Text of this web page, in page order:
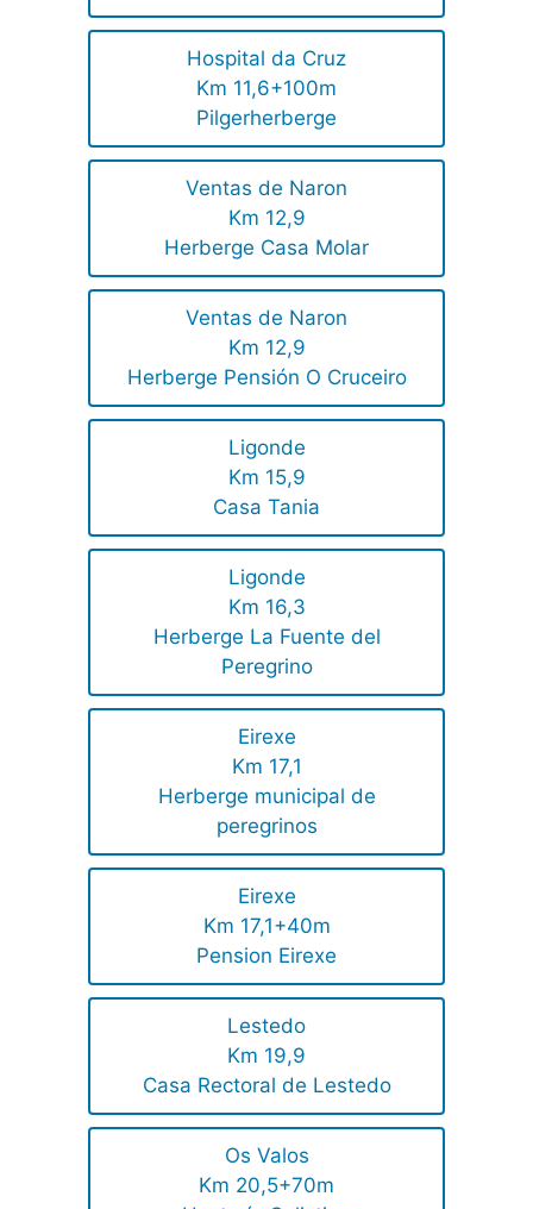
Hospital da Cruz
Km 11,6+100m
Pilgerherberge
Ventas de Naron
Km 12,9
Herberge Casa Molar
Ventas de Naron
Km 12,9
Herberge Pensión O Cruceiro
Ligonde
Km 15,9
Casa Tania
Ligonde
Km 16,3
Herberge La Fuente del
Peregrino
Eirexe
Km 17,1
Herberge municipal de
peregrinos
Eirexe
Km 17,1+40m
Pension Eirexe
Lestedo
Km 19,9
Casa Rectoral de Lestedo
Os Valos
Km 20,5+70m